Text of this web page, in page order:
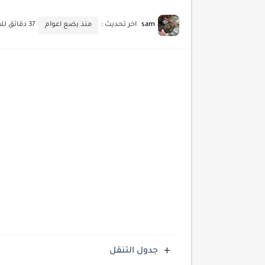
أدوات مجانية للبحث عن الكلمات
sam اخر تحديث : منذ بضع اعوام 37 دقائق للقراءة
جدول التنقل